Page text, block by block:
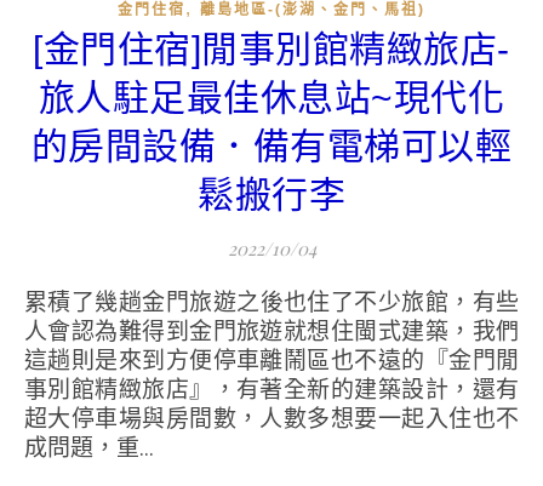
金門住宿 , 離島地區-(澎湖、金門、馬祖)
[金門住宿]閒事別館精緻旅店-
旅人駐足最佳休息站~現代化
的房間設備．備有電梯可以輕
鬆搬行李
2022/10/04
累積了幾趟金門旅遊之後也住了不少旅館，有些
人會認為難得到金門旅遊就想住閩式建築，我們
這趟則是來到方便停車離鬧區也不遠的『金門閒
事別館精緻旅店』，有著全新的建築設計，還有
超大停車場與房間數，人數多想要一起入住也不
成問題，重...